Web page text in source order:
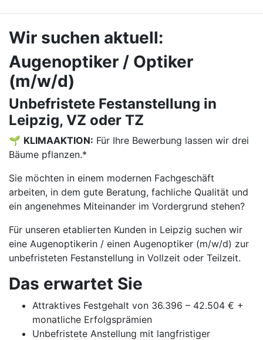
Wir suchen aktuell:
Augenoptiker / Optiker
(m/w/d)
Unbefristete Festanstellung in
Leipzig, VZ oder TZ
🌱 KLIMAAKTION: Für Ihre Bewerbung lassen wir drei
Bäume pflanzen.*
Sie möchten in einem modernen Fachgeschäft
arbeiten, in dem gute Beratung, fachliche Qualität und
ein angenehmes Miteinander im Vordergrund stehen?
Für unseren etablierten Kunden in Leipzig suchen wir
eine Augenoptikerin / einen Augenoptiker (m/w/d) zur
unbefristeten Festanstellung in Vollzeit oder Teilzeit.
Das erwartet Sie
Attraktives Festgehalt von 36.396 – 42.504 € +
monatliche Erfolgsprämien
Unbefristete Anstellung mit langfristiger